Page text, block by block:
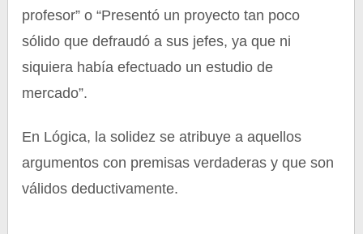
profesor” o “Presentó un proyecto tan poco
sólido que defraudó a sus jefes, ya que ni
siquiera había efectuado un estudio de
mercado”.
En Lógica, la solidez se atribuye a aquellos
argumentos con premisas verdaderas y que son
válidos deductivamente.